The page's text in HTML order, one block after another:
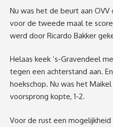
Nu was het de beurt aan
voor de tweede maal te
werd door Ricardo Bakker
Helaas keek ’s-Gravendeel
tegen een achterstand aan.
hoekschop. Nu was het
voorsprong kopte, 1-2.
Voor de rust een